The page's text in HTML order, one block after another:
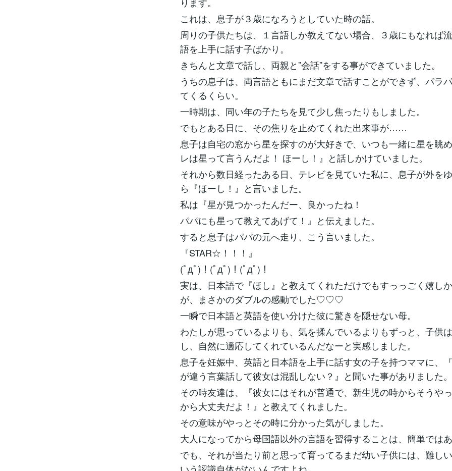
これは、息子が３歳になろうとしていた時の話。
周りの子供たちは、１言語しか教えてない場合、３歳にもなれば
語を上手に話す子ばかり。
きちんと文章で話し、両親と”会話”をする事ができていました。
うちの息子は、両言語ともにまだ文章で話すことができず、パラ
てくるくらい。
一時期は、同い年の子たちを見て少し焦ったりもしました。
でもとある日に、その焦りを止めてくれた出来事が……
息子は自宅の窓から星を探すのが大好きで、いつも一緒に星を眺
レは星って言うんだよ！ ほーし！』と話しかけていました。
それから数日経ったある日、テレビを見ていた私に、息子が外を
ら『ほーし！』と言いました。
私は『星が見つかったんだー、良かったね！
パパにも星って教えてあげて！』と伝えました。
すると息子はパパの元へ走り、こう言いました。
『STAR☆！！！』
(ﾟдﾟ)！(ﾟдﾟ)！(ﾟдﾟ)！
実は、日本語で『ほし』と教えてくれただけでもすっっごく嬉し
が、まさかのダブルの感動でした♡♡♡
一瞬で日本語と英語を使い分けた彼に驚きを隠せない母。
わたしが思っているよりも、気を揉んでいるよりもずっと、子供
し、自然に適応してくれているんだなーと実感しました。
息子を妊娠中、英語と日本語を上手に話す女の子を持つママに、
が違う言葉話して彼女は混乱しない？』と聞いた事がありました。
その時友達は、『彼女にはそれが普通で、新生児の時からそうや
から大丈夫だよ！』と教えてくれました。
その意味がやっとその時に分かった気がしました。
大人になってから母国語以外の言語を習得することは、簡単ではあ
でも、それが当たり前と思って育ってるまだ幼い子供には、難し